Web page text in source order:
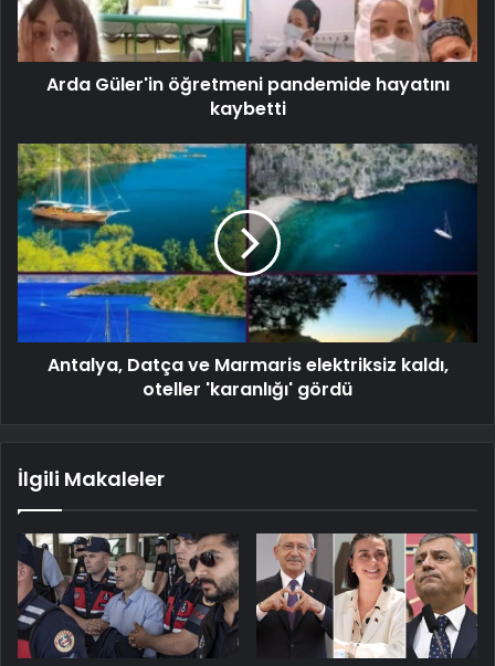
Arda Güler'in öğretmeni pandemide hayatını
kaybetti
Antalya, Datça ve Marmaris elektriksiz kaldı,
oteller 'karanlığı' gördü
İlgili Makaleler